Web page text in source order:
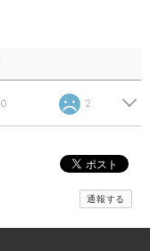
0 2
通報する